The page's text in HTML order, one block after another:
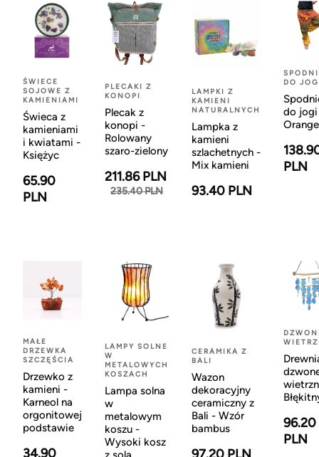
ŚWIECE
SOJOWE Z
KAMIENIAMI
Świeca z
kamieniami
i kwiatami -
Księżyc
65.90
PLN
PLECAKI Z
KONOPI
Plecak z
konopi -
Rolowany
szaro-zielony
211.86 PLN
235.40 PLN
LAMPKI Z
KAMIENI
NATURALNYCH
Lampka z
kamieni
szlachetnych -
Mix kamieni
93.40 PLN
DO
do
Orange
PLN
MAŁE
DRZEWKA
SZCZĘŚCIA
Drzewko z
kamieni -
Karneol na
orgonitowej
podstawie
34.90
LAMPY SOLNE
W
METALOWYCH
KOSZACH
Lampa solna
w
metalowym
koszu -
Wysoki kosz
CERAMIKA Z
BALI
Wazon
dekoracyjny
ceramiczny z
Bali - Wzór
bambus
96.20
PLN